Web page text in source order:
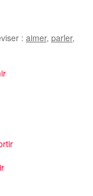
: aimer, parler,